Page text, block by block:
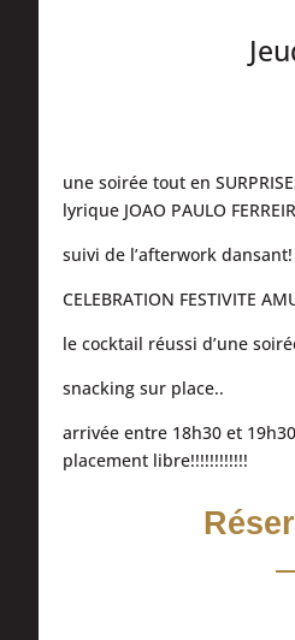
une soirée tout en
lyrique JOAO PAULO
suivi de l’afterwork dansant!
CELEBRATION FESTIVITE
le cocktail réussi d’une
snacking sur place..
arrivée entre 18h30 et
placement libre!!!!!!!!!!!!